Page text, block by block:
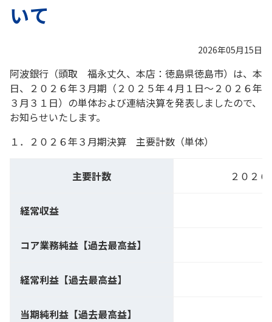
いて
2026年05月15日
阿波銀行（頭取 福永丈久、本店：徳島県徳島市）は、本
日、２０２６年３月期（２０２５年４月１日～２０２６年
３月３１日）の単体および連結決算を発表しましたので、
お知らせいたします。
１．２０２６年３月期決算 主要計数（単体）
主要計数 ２０２
経常収益
コア業務純益【過去最高益】
経常利益【過去最高益】
当期純利益【過去最高益】